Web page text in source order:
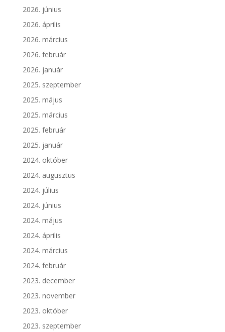
2026. június
2026. április
2026. március
2026. február
2026. január
2025. szeptember
2025. május
2025. március
2025. február
2025. január
2024. október
2024. augusztus
2024. július
2024. június
2024. május
2024. április
2024. március
2024. február
2023. december
2023. november
2023. október
2023. szeptember